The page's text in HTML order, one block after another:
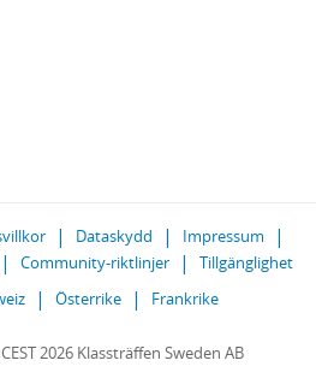
Dataskydd
Impressum
Community-riktlinjer
Tillgänglighet
Österrike Frankrike
2026 Klassträffen Sweden AB